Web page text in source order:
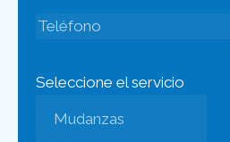
Seleccione el servicio